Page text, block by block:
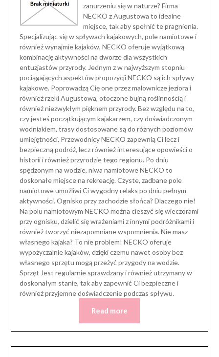
zanurzeniu się w naturze? Firma
NECKO z Augustowa to idealne
miejsce, tak aby spełnić te pragnienia.
Specjalizując się w spływach kajakowych, pole namiotowe i
również wynajmie kajaków, NECKO oferuje wyjątkową
kombinację aktywności na dworze dla wszystkich
entuzjastów przyrody. Jednym z w najwyższym stopniu
pociągających aspektów propozycji NECKO są ich spływy
kajakowe. Poprowadzą Cię one przez malownicze jeziora i
również rzeki Augustowa, otoczone bujną roślinnością i
również niezwykłym pięknem przyrody. Bez względu na to,
czy jesteś początkującym kajakarzem, czy doświadczonym
wodniakiem, trasy dostosowane są do różnych poziomów
umiejętności. Przewodnicy NECKO zapewnią Ci lecz i
bezpieczną podróż, lecz również interesujące opowieści o
historii i również przyrodzie tego regionu. Po dniu
spędzonym na wodzie, niwa namiotowe NECKO to
doskonałe miejsce na rekreację. Czyste, zadbane pole
namiotowe umożliwi Ci wygodny relaks po dniu pełnym
aktywności. Ognisko przy zachodzie słońca? Dlaczego nie!
Na polu namiotowym NECKO można cieszyć się wieczorami
przy ognisku, dzielić się wrażeniami z innymi podróżnikami i
również tworzyć niezapomniane wspomnienia. Nie masz
własnego kajaka? To nie problem! NECKO oferuje
wypożyczalnie kajaków, dzięki czemu nawet osoby bez
własnego sprzętu mogą przeżyć przygody na wodzie.
Sprzęt Jest regularnie sprawdzany i również utrzymany w
doskonałym stanie, tak aby zapewnić Ci bezpieczne i
również przyjemne doświadczenie podczas spływu.
Read more